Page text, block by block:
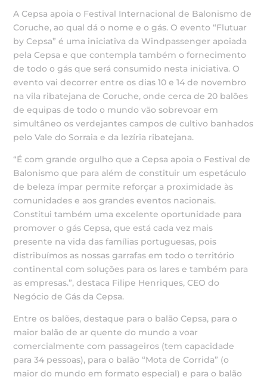
A Cepsa apoia o Festival Internacional de Balonismo de
Coruche, ao qual dá o nome e o gás. O evento “Flutuar
by Cepsa” é uma iniciativa da Windpassenger apoiada
pela Cepsa e que contempla também o fornecimento
de todo o gás que será consumido nesta iniciativa. O
evento vai decorrer entre os dias 10 e 14 de novembro
na vila ribatejana de Coruche, onde cerca de 20 balões
de equipas de todo o mundo vão sobrevoar em
simultâneo os verdejantes campos de cultivo banhados
pelo Vale do Sorraia e da lezíria ribatejana.
“É com grande orgulho que a Cepsa apoia o Festival de
Balonismo que para além de constituir um espetáculo
de beleza ímpar permite reforçar a proximidade às
comunidades e aos grandes eventos nacionais.
Constitui também uma excelente oportunidade para
promover o gás Cepsa, que está cada vez mais
presente na vida das famílias portuguesas, pois
distribuímos as nossas garrafas em todo o território
continental com soluções para os lares e também para
as empresas.”, destaca Filipe Henriques, CEO do
Negócio de Gás da Cepsa.
Entre os balões, destaque para o balão Cepsa, para o
maior balão de ar quente do mundo a voar
comercialmente com passageiros (tem capacidade
para 34 pessoas), para o balão “Mota de Corrida” (o
maior do mundo em formato especial) e para o balão